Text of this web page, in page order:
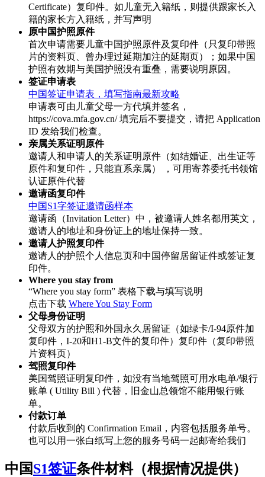
Certificate）复印件。如儿童无入籍纸，则提供跟家长入
籍的家长方入籍纸，并写声明
原中国护照原件
首次申请需要儿童中国护照原件及复印件（只复印带照
片的资料页、曾办理过延期加注的延期页）；如果中国
护照有效期与美国护照没有重叠，需要说明原因。
签证申请表
中国签证申请表，填写指南最新攻略
申请表可由儿童父母一方代填并签名，
https://cova.mfa.gov.cn/ 填完后不要提交，请把 Application
ID 发给我们检查。
亲属关系证明原件
邀请人和申请人的关系证明原件（如结婚证、出生证等
原件和复印件，只能直系亲属） ，可用寄养委托书领馆
认证原件代替
邀请函复印件
中国S1字签证邀请函样本
邀请函（Invitation Letter）中，被邀请人姓名都用英文，
邀请人的地址和身份证上的地址保持一致。
邀请人护照复印件
邀请人的护照个人信息页和中国停留居留证件或签证复
印件。
Where you stay from
“Where you stay form” 表格下载与填写说明
点击下载 Where You Stay Form
父母身份证明
父母双方的护照和外国永久居留证（如绿卡/I-94原件加
复印件，I-20和H1-B文件的复印件）复印件（复印带照
片资料页）
驾照复印件
美国驾照证明复印件，如没有当地驾照可用水电单/银行
账单 ( Utility Bill ) 代替，旧金山总领馆不能用银行账
单。
付款订单
付款后收到的 Confirmation Email，内容包括服务单号。
也可以用一张白纸写上您的服务号码一起邮寄给我们
中国S1签证条件材料（根据情况提供）